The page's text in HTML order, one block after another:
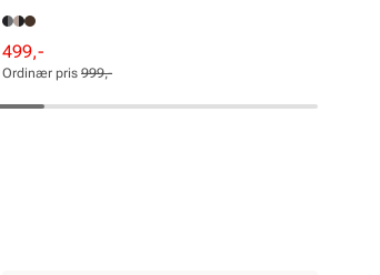
Rabattert
pris
Pris
499,-
Ordinær
pris
Pris
Ordinær pris 999,-